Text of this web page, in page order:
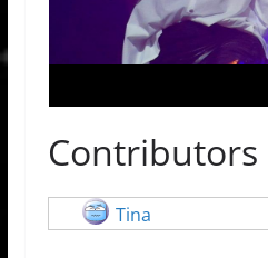
Contributors
Tina